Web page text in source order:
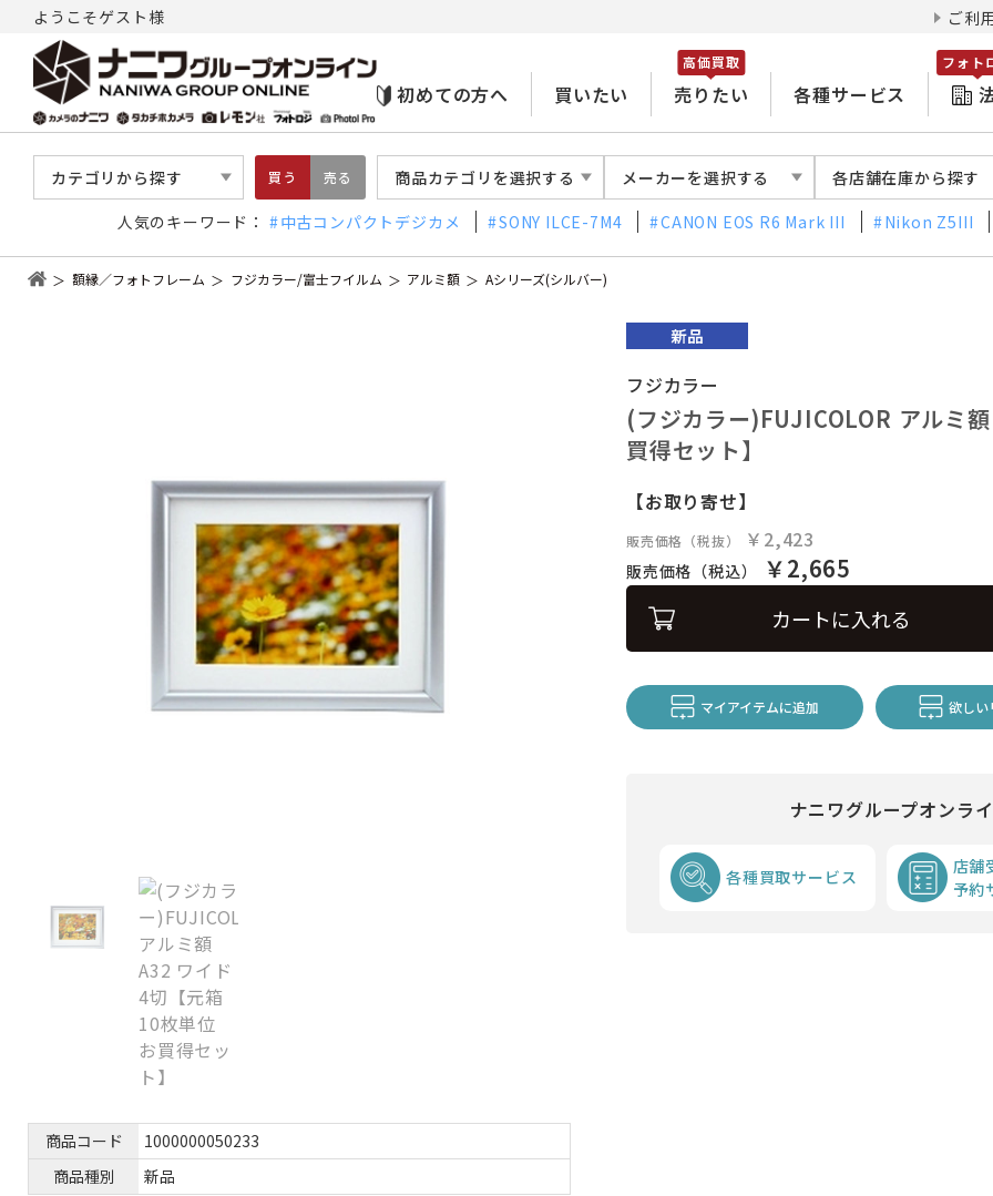
ようこそゲスト様 ご利
初めての方へ 買いたい 売りたい
高価買取
各種サービス
フォト
カテゴリから探す 買う 売る 商品カテゴリを選択する メーカーを選択する 各店舗在庫から探す
人気のキーワード： 中古コンパクトデジカメ SONY ILCE-7M4 CANON EOS R6 Mark III Nikon Z5III
額縁／フォトフレーム フジカラー/富士フイルム アルミ額 Aシリーズ(シルバー)
商品コード
1000000050233
商品種別
新品
フジカラー
(フジカラー)FUJICOLOR アルミ
買得セット】
【お取り寄せ】
販売価格（税抜） ￥2,423
販売価格（税込） ￥2,665
カートに入れる
マイアイテムに追加 欲しい
ナニワグループオンラ
各種買取サービス
店舗
予約